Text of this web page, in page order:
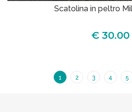
Scatolina in peltro
€ 30.00
1 2 3 4 5